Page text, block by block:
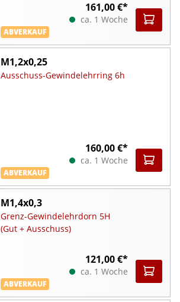
161,00 €*
ca. 1 Woche
ABVERKAUF
M1,2x0,25
Ausschuss-Gewindelehrring 6h
160,00 €*
ca. 1 Woche
ABVERKAUF
M1,4x0,3
Grenz-Gewindelehrdorn 5H
(Gut + Ausschuss)
121,00 €*
ca. 1 Woche
ABVERKAUF